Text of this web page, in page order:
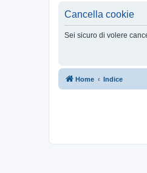
Cancella cookie
Sei sicuro di volere
Home Indice